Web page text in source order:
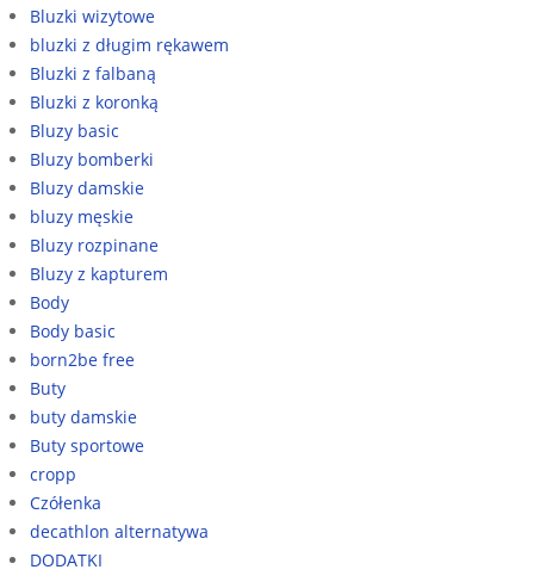
Bluzki wizytowe
bluzki z długim rękawem
Bluzki z falbaną
Bluzki z koronką
Bluzy basic
Bluzy bomberki
Bluzy damskie
bluzy męskie
Bluzy rozpinane
Bluzy z kapturem
Body
Body basic
born2be free
Buty
buty damskie
Buty sportowe
cropp
Czółenka
decathlon alternatywa
DODATKI